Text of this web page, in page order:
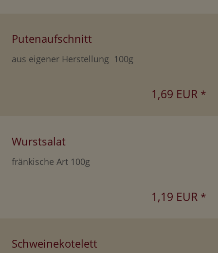
Putenaufschnitt
aus eigener Herstellung 100g
1,69 EUR *
Wurstsalat
fränkische Art 100g
1,19 EUR *
Schweinekotelett